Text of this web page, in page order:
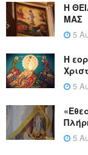
Η
ΜΑΣ
5
Η
5
5